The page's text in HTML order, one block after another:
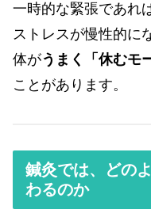
一時的な緊張であれ
ストレスが慢性的に
体がうまく「休むモ
ことがあります。
鍼灸では、どの
わるのか